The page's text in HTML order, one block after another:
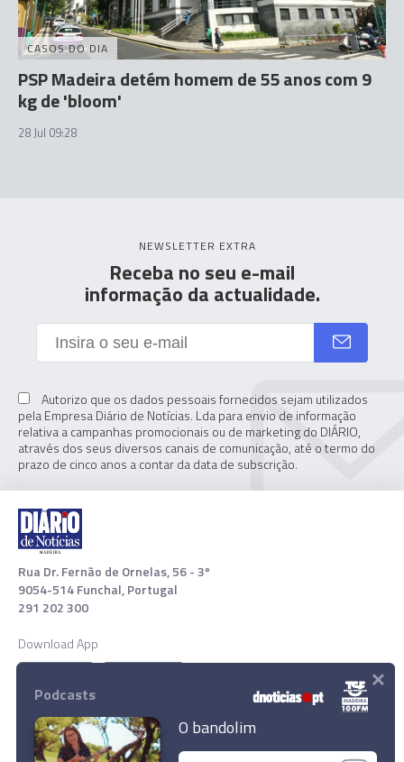
GNR deteve suspeito em flagrante a atear fogo
CASOS DO DIA
PSP Madeira detém homem de 55 anos com 9
kg de 'bloom'
28 Jul 09:28
NEWSLETTER EXTRA
Receba no seu e-mail
informação da actualidade.
Autorizo que os dados pessoais fornecidos sejam utilizados
pela Empresa Diário de Notícias. Lda para envio de informação
relativa a campanhas promocionais ou de marketing do DIÁRIO,
através dos seus diversos canais de comunicação, até o termo do
prazo de cinco anos a contar da data de subscrição.
Rua Dr. Fernão de Ornelas, 56 - 3º
9054-514 Funchal, Portugal
291 202 300
Download App
Podcasts
O bandolim
×